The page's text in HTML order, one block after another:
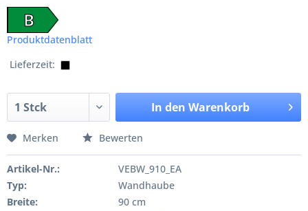
B
Produktdatenblatt
Lieferzeit:
In den Warenkorb
Merken Bewerten
Artikel-Nr.:
VEBW_910_EA
Typ:
Wandhaube
Breite:
90 cm